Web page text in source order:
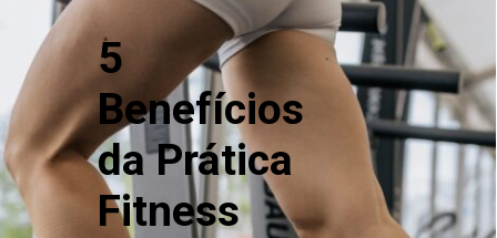
5
Benefícios
da Prática
Fitness